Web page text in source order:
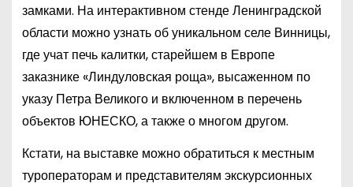
замками. На интерактивном стенде Ленинградской
области можно узнать об уникальном селе Винницы,
где учат печь калитки, старейшем в Европе
заказнике «Линдуловская роща», высаженном по
указу Петра Великого и включенном в перечень
объектов ЮНЕСКО, а также о многом другом.
Кстати, на выставке можно обратиться к местным
туроператорам и представителям экскурсионных